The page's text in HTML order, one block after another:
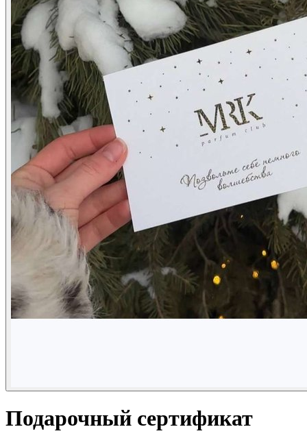
Подарочный сертификат